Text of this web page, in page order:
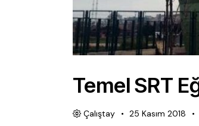
Temel SRT
Çalıştay 25 Kasım 2018